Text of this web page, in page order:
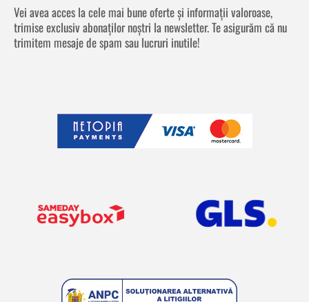
Vei avea acces la cele mai bune oferte și informații valoroase,
trimise exclusiv abonaților noștri la newsletter. Te asigurăm că nu
trimitem mesaje de spam sau lucruri inutile!